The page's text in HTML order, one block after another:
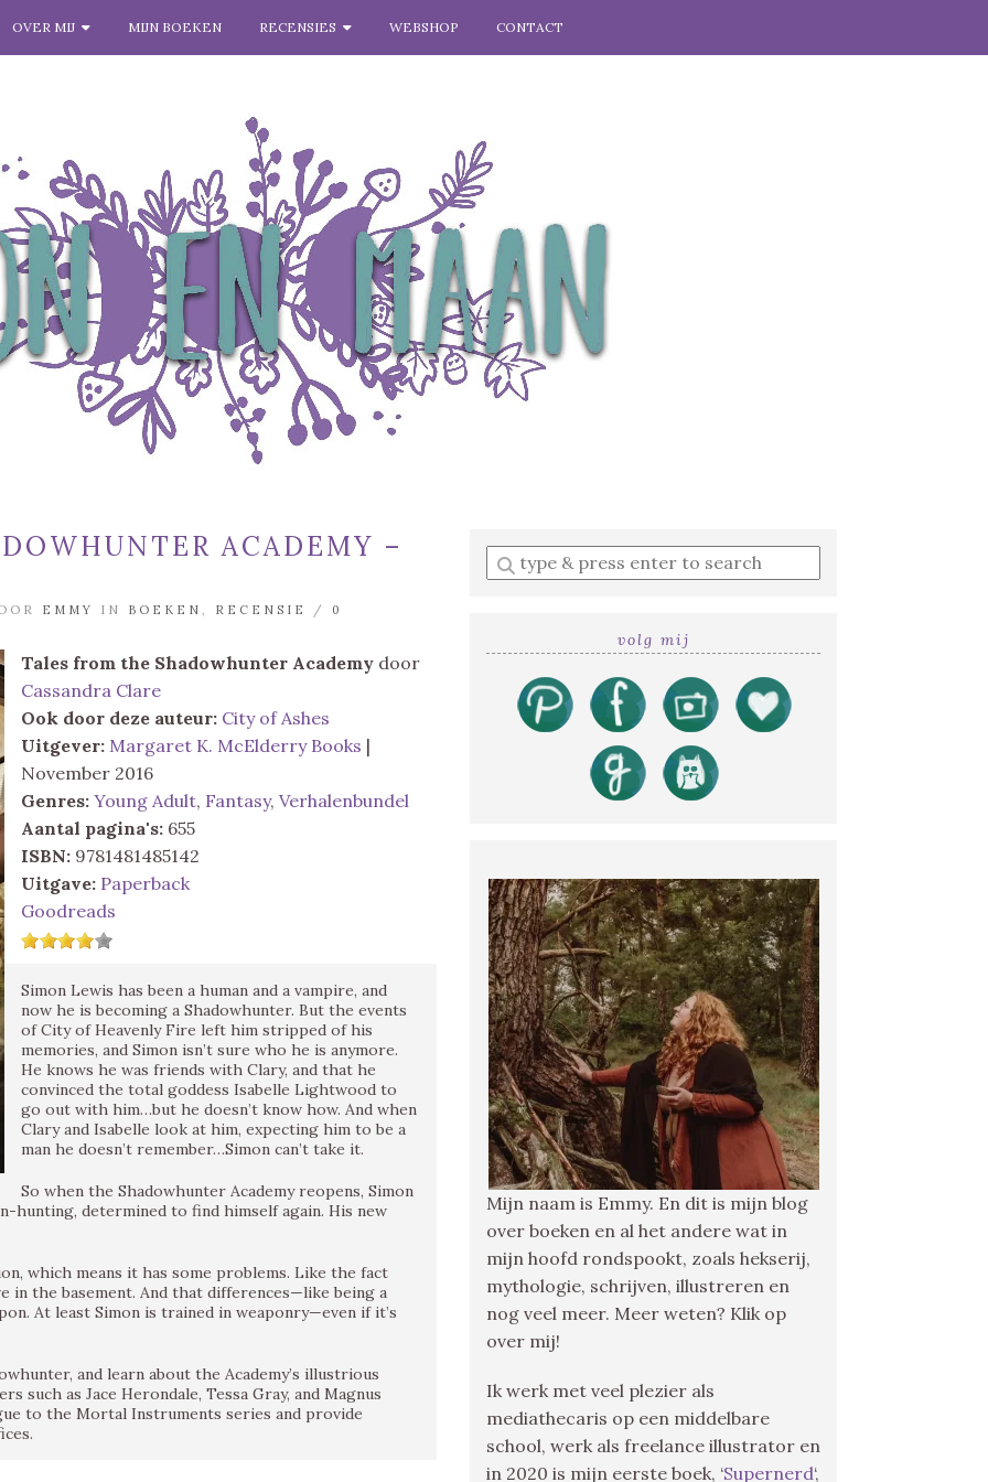
OVER MIJ MIJN BOEKEN RECENSIES WEBSHOP CONTACT
ACADEMY –
EMMY IN BOEKEN , RECENSIE / 0
Tales from the Shadowhunter Academy door
Cassandra Clare
Ook door deze auteur: City of Ashes
Uitgever: Margaret K. McElderry Books |
November 2016
Genres: Young Adult, Fantasy, Verhalenbundel
Aantal pagina's: 655
ISBN: 9781481485142
Uitgave: Paperback
Goodreads
Simon Lewis has been a human and a vampire, and
now he is becoming a Shadowhunter. But the events
of City of Heavenly Fire left him stripped of his
memories, and Simon isn’t sure who he is anymore.
He knows he was friends with Clary, and that he
convinced the total goddess Isabelle Lightwood to
go out with him…but he doesn’t know how. And when
Clary and Isabelle look at him, expecting him to be a
man he doesn’t remember…Simon can’t take it.
So when the Shadowhunter Academy reopens, Simon
determined to find himself again. His new
which means it has some problems. Like the fact
in the basement. And that differences—like being a
At least Simon is trained in weaponry—even if it’s
and learn about the Academy’s illustrious
as Jace Herondale, Tessa Gray, and Magnus
to the Mortal Instruments series and provide
Enter
a
volg mij
Mijn naam is Emmy. En dit is mijn blog
over boeken en al het andere wat in
mijn hoofd rondspookt, zoals hekserij,
mythologie, schrijven, illustreren en
nog veel meer. Meer weten? Klik op
over mij!
Ik werk met veel plezier als
mediathecaris op een middelbare
school, werk als freelance illustrator en
in 2020 is mijn eerste boek, ‘Supernerd‘,